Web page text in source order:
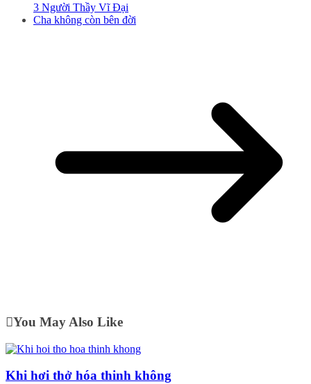
3 Người Thầy Vĩ Đại
Cha không còn bên đời
You May Also Like
Khi hơi thở hóa thinh không